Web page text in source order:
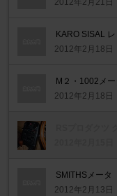
2012年2月21日
KARO SISAL
2012年2月18日
M２・1002メ
2012年2月18日
SMITHSメー
2012年2月13日